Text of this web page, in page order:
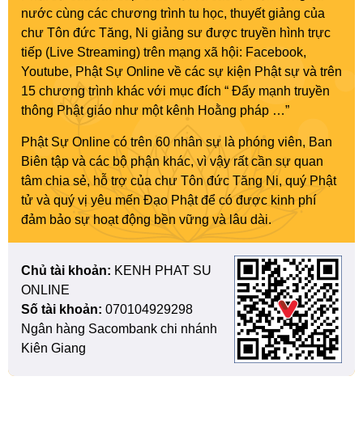
nước cùng các chương trình tu học, thuyết giảng của
chư Tôn đức Tăng, Ni giảng sư được truyền hình trực
tiếp (Live Streaming) trên mạng xã hội: Facebook,
Youtube, Phật Sự Online về các sự kiện Phật sự và trên
15 chương trình khác với mục đích “ Đẩy mạnh truyền
thông Phật giáo như một kênh Hoằng pháp …”
Phật Sự Online có trên 60 nhân sự là phóng viên, Ban
Biên tập và các bộ phận khác, vì vậy rất cần sự quan
tâm chia sẻ, hỗ trợ của chư Tôn đức Tăng Ni, quý Phật
tử và quý vị yêu mến Đạo Phật để có được kinh phí
đảm bảo sự hoạt động bền vững và lâu dài.
Chủ tài khoản: KENH PHAT SU
ONLINE
Số tài khoản: 070104929298
Ngân hàng Sacombank chi nhánh
Kiên Giang